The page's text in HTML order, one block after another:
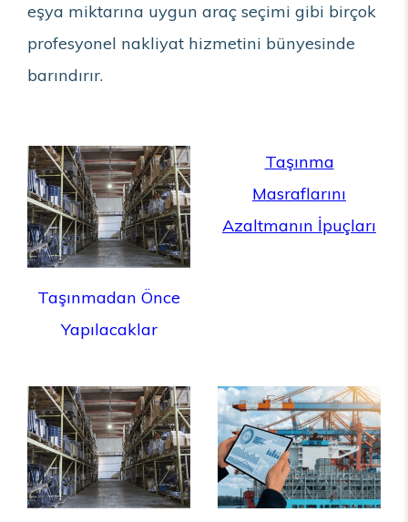
eşya miktarına uygun araç seçimi gibi birçok
profesyonel nakliyat hizmetini bünyesinde
barındırır.
Taşınmadan Önce
Yapılacaklar
Taşınma
Masraflarını
Azaltmanın İpuçları